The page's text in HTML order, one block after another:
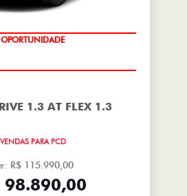
OPORTUNIDADE
1.3 AT FLEX 1.3
VENDAS PARA PCD
R$ 115.990,00
98.890,00